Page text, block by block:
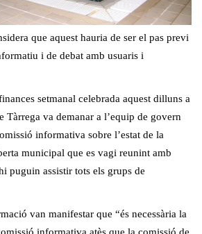
que aquest hauria de ser el pas previ
i de debat amb usuaris i
setmanal celebrada aquest dilluns a
Tàrrega va demanar a l’equip de govern
informativa sobre l’estat de la
municipal que es vagi reunint amb
puguin assistir tots els grups de
van manifestar que “és necessària la